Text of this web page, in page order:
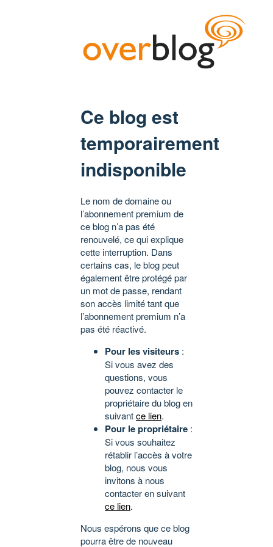
Ce blog est
temporairement
indisponible
Le nom de domaine ou
l’abonnement premium de
ce blog n’a pas été
renouvelé, ce qui explique
cette interruption. Dans
certains cas, le blog peut
également être protégé par
un mot de passe, rendant
son accès limité tant que
l’abonnement premium n’a
pas été réactivé.
Pour les visiteurs :
Si vous avez des
questions, vous
pouvez contacter le
propriétaire du blog en
suivantce lien.
Pour le propriétaire :
Si vous souhaitez
rétablir l’accès à votre
blog, nous vous
invitons à nous
contacter en suivant
ce lien.
Nous espérons que ce blog
pourra être de nouveau